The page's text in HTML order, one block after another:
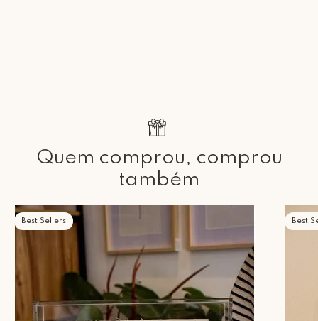
Quem comprou, comprou
também
Best Sellers Best